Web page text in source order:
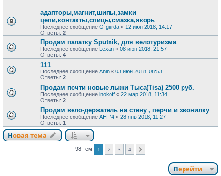
адапторы,магнит,шипы,замки
цепи,контакты,спицы,смазка,якорь
Последнее сообщение G-gurda « 12 июн 2018, 14:17
Ответы: 2
Продам палатку Sputnik, для велотуризма
Последнее сообщение Lexan « 08 июн 2018, 21:57
Ответы: 4
111
Последнее сообщение Ahin « 03 июн 2018, 08:53
Ответы: 2
Продам почти новые лыжи Тыса(Tisa) 2500 руб.
Последнее сообщение inokoff « 22 мар 2018, 11:34
Ответы: 2
Продам вело-держатель на стену , перчи и звонилку
Последнее сообщение АН-74 « 28 янв 2018, 11:27
Ответы: 1
Новая тема
98 тем 1 2 3 4
Перейти